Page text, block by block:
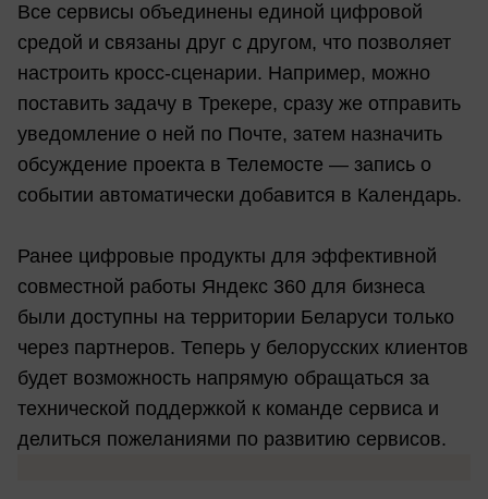
Все сервисы объединены единой цифровой
средой и связаны друг с другом, что позволяет
настроить кросс-сценарии. Например, можно
поставить задачу в Трекере, сразу же отправить
уведомление о ней по Почте, затем назначить
обсуждение проекта в Телемосте — запись о
событии автоматически добавится в Календарь.
Ранее цифровые продукты для эффективной
совместной работы Яндекс 360 для бизнеса
были доступны на территории Беларуси только
через партнеров. Теперь у белорусских клиентов
будет возможность напрямую обращаться за
технической поддержкой к команде сервиса и
делиться пожеланиями по развитию сервисов.